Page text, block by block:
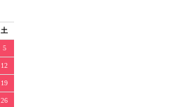
土
5
12
19
26